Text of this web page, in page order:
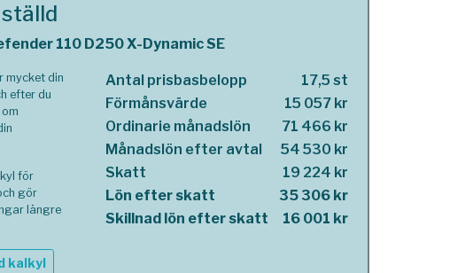
110 D250 X-Dynamic SE
mycket din
efter du
för
gör
längre
kalkyl
Antal prisbasbelopp
17,5 st
Förmånsvärde
15 057 kr
Ordinarie månadslön
71 466 kr
Månadslön efter avtal
54 530 kr
Skatt
19 224 kr
Lön efter skatt
35 306 kr
Skillnad lön efter skatt
16 001 kr